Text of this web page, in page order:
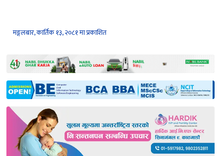
मङ्गलबार, कार्तिक १३, २०८१ मा प्रकाशित